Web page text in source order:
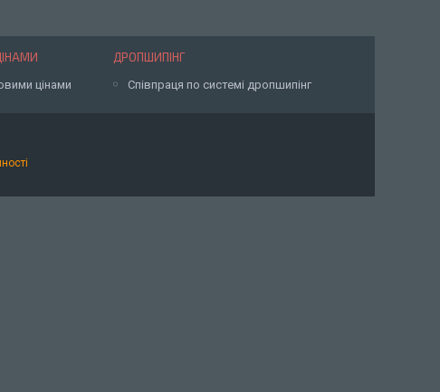
цінами
ДРОПШИПІНГ
Співпраця по системі дропшипінг